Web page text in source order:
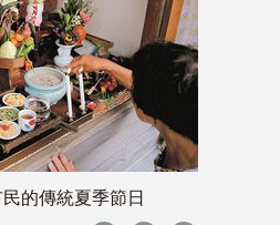
的傳統夏季節日